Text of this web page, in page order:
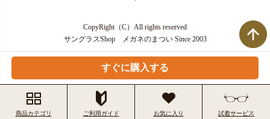
CopyRight（C）All rights reserved
サングラスShop メガネのまつい Since 2003
すぐに購入する
商品カテゴリ ご利用ガイド お気に入り 試着サービス